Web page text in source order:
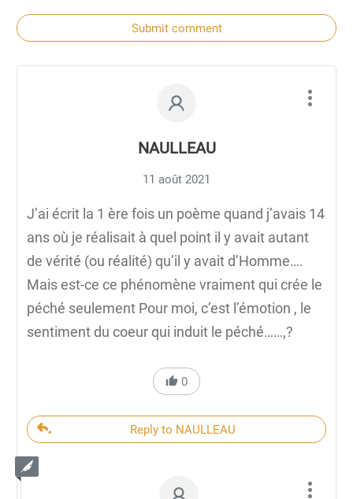
Submit comment
NAULLEAU
11 août 2021
J’ai écrit la 1 ère fois un poème quand j’avais 14
ans où je réalisait à quel point il y avait autant
de vérité (ou réalité) qu’il y avait d’Homme….
Mais est-ce ce phénomène vraiment qui crée le
péché seulement Pour moi, c’est l’émotion , le
sentiment du coeur qui induit le péché……,?
0
Reply to NAULLEAU